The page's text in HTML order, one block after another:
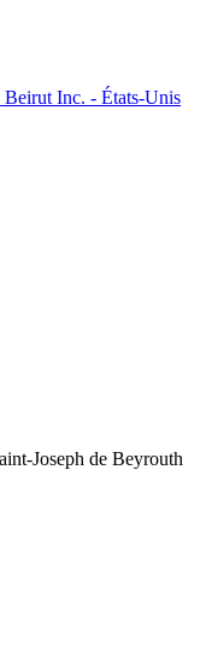
Beirut Inc. - États-Unis
Joseph de Beyrouth